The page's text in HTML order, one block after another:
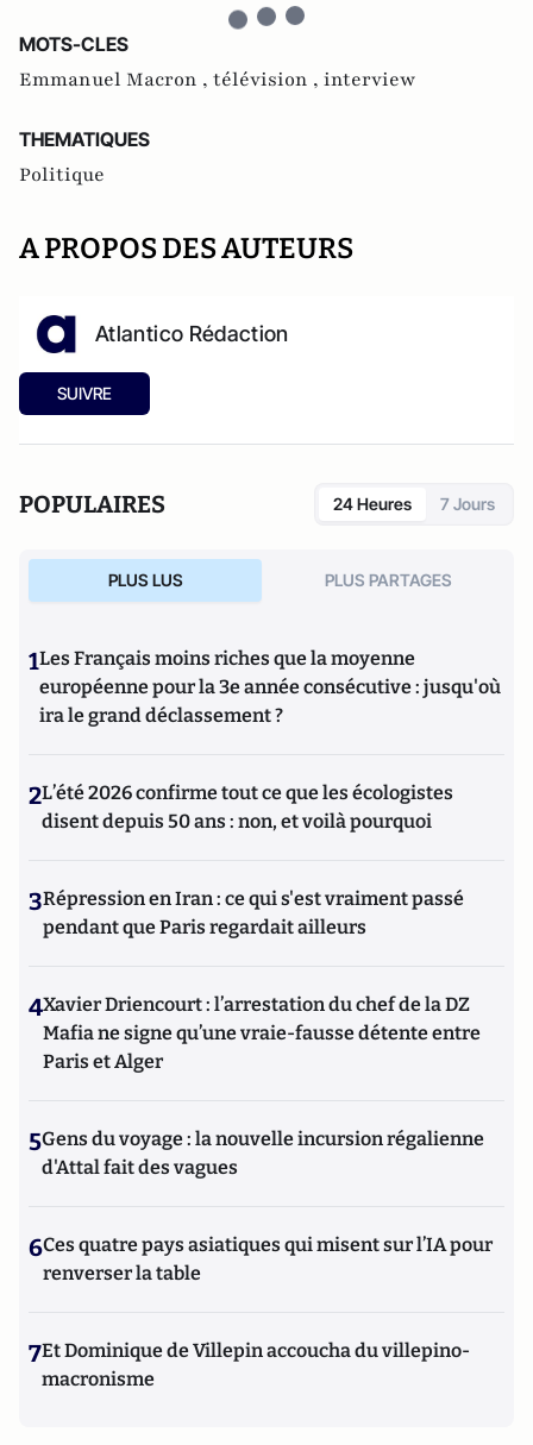
MOTS-CLES
Emmanuel Macron , télévision , interview
THEMATIQUES
Politique
A PROPOS DES AUTEURS
Atlantico Rédaction
SUIVRE
POPULAIRES 24 Heures 7 Jours
PLUS LUS PLUS PARTAGES
1Les Français moins riches que la moyenne
européenne pour la 3e année consécutive : jusqu'où
ira le grand déclassement ?
2L’été 2026 confirme tout ce que les écologistes
disent depuis 50 ans : non, et voilà pourquoi
3Répression en Iran : ce qui s'est vraiment passé
pendant que Paris regardait ailleurs
4Xavier Driencourt : l’arrestation du chef de la DZ
Mafia ne signe qu’une vraie-fausse détente entre
Paris et Alger
5Gens du voyage : la nouvelle incursion régalienne
d'Attal fait des vagues
6Ces quatre pays asiatiques qui misent sur l’IA pour
renverser la table
7Et Dominique de Villepin accoucha du villepino-
macronisme